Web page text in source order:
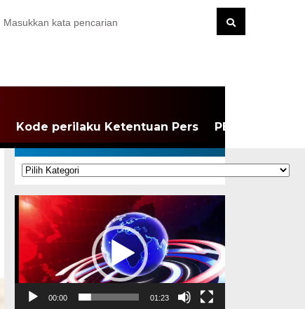
Kode perilaku Ketentuan Pers PEDOMAN
KATEGORI
Kategori
Pemutar
Video
00:00 01:23